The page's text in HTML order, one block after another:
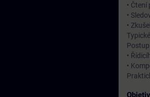
•
•
•
Postup
•
•